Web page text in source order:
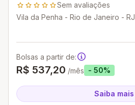
Sem avaliações
Vila da Penha - Rio de Janeiro - RJ
Bolsas a partir de:
R$ 537,20 /mês - 50%
Saiba mais